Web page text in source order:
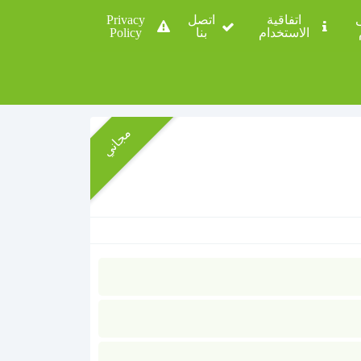
اتفاقية
الاستخدام
اتصل
بنا
Privacy
Policy
مجاني